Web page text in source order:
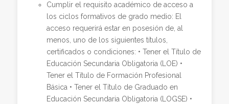
Cumplir el requisito académico de acceso a
los ciclos formativos de grado medio: El
acceso requerirá estar en posesión de, al
menos, uno de los siguientes títulos,
certificados o condiciones: • Tener el Título de
Educación Secundaria Obligatoria (LOE) •
Tener el Título de Formación Profesional
Básica • Tener el Título de Graduado en
Educación Secundaria Obligatoria (LOGSE) •